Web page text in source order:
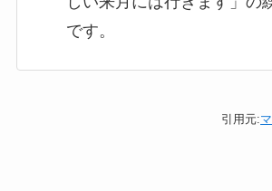
です。
引用元: